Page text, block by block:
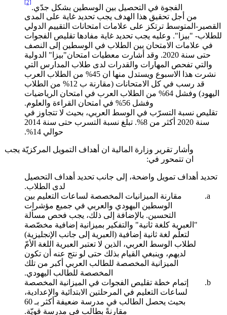
الفجوة في التحصيل بين الوسطين بشكل جدّي.
[2]
من أجل تحقيق هذا الهدف يجب تحديد غاية على المدى
القصير-المتوسط ترتكز على علامات امتحانات التقييم الدولي
للطلاب- "بيزا". وعليه يجب تحديد غاية مفادها تقليص الفجوات
في علامات الامتحان بين الطلاب في الوسطين إلى النصف
حتى سنة 2020. وقد أشارت معطيات امتحان"بيزا" الدولية
والتي تفحص المهارات والقدرات لدى طلاب المدارس التي
نشرت هذا الاسبوع ويستدل منها ان 45% من الطلاب العرب
قد رسب في كل الامتحانات (مقارنة ب 12% من الطلاب
اليهود) وفشل 64% من الطلاب العرب في امتحان الرياضيات
وفشل 56% في امتحان القراءة والعلوم.
تقليص نسبة التسرّب في الوسط العربي، بحيث لا تتجاوز في
سنة 2020 أكثر من 8%. تبلغ نسبة التسرب حتى سنة 2014
حوالي 14%.
وأشار تقرير وزارة المالية ان أهداف التمويل المركزيّة يجب
ان تتمحور في:
تحديد أهداف تمويل واضحة، إلى جانب تحديد أهداف التحصيل
لدى الطلاب.
مقارنة الميزانيات المخصصة لساعات التعليم بين
الوسطين اليهودي والعربي في جميع مؤشرات
التحسين. بالإضافة إلى ذلك، يجب فحص مسألة
"العبرية كلغة ثانية" والتفكير بميزانية إضافية مخصّصة
لتعلّم لغة ثانية إضافية (العبرية إلى جانب الإنجليزية)
لطلاب الوسط العربي، الذين لا تعتبر العبرية اللغة الأمّ
لديهم، وينبغي القيام بذلك حتى لو نتج عنه أن تكون
الميزانية المخصصة للطالب العربي أكبر من تلك
المخصصة للطالب اليهودي.
إتمام خطة تقليص الفجوات في الميزانية المخصصة
لساعات التعليم في المرحلتين الابتدائية والإعدادية،
بحيث يحصل الطالب في مدرسة ضعيفة أكثر بـ 60
مقارنةً بطالب في مدرسة قويّة.